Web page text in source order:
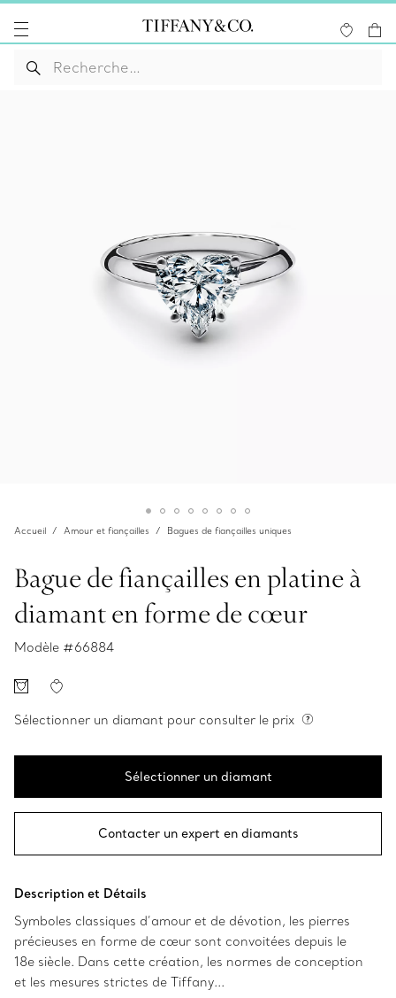
Accueil Amour et fiançailles Bagues de fiançailles uniques
Bague de fiançailles en platine à
diamant en forme de cœur
Modèle #66884
Sélectionner un diamant pour consulter le prix
Sélectionner un diamant
Contacter un expert en diamants
Description et Détails
Symboles classiques d’amour et de dévotion, les pierres
précieuses en forme de cœur sont convoitées depuis le
18e siècle. Dans cette création, les normes de conception
et les mesures strictes de Tiffany...